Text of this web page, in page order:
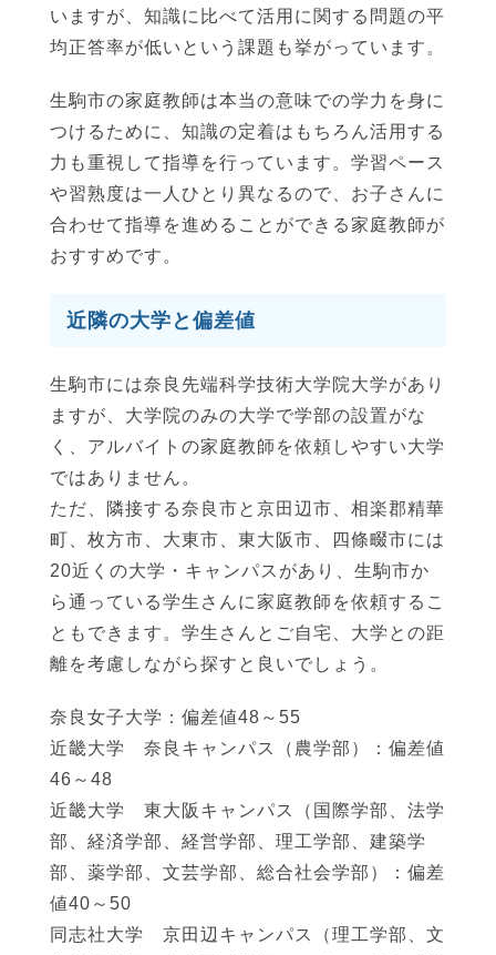
いますが、知識に比べて活用に関する問題の平
均正答率が低いという課題も挙がっています。
生駒市の家庭教師は本当の意味での学力を身に
つけるために、知識の定着はもちろん活用する
力も重視して指導を行っています。学習ペース
や習熟度は一人ひとり異なるので、お子さんに
合わせて指導を進めることができる家庭教師が
おすすめです。
近隣の大学と偏差値
生駒市には奈良先端科学技術大学院大学があり
ますが、大学院のみの大学で学部の設置がな
く、アルバイトの家庭教師を依頼しやすい大学
ではありません。
ただ、隣接する奈良市と京田辺市、相楽郡精華
町、枚方市、大東市、東大阪市、四條畷市には
20近くの大学・キャンパスがあり、生駒市か
ら通っている学生さんに家庭教師を依頼するこ
ともできます。学生さんとご自宅、大学との距
離を考慮しながら探すと良いでしょう。
奈良女子大学：偏差値48～55
近畿大学 奈良キャンパス（農学部）：偏差値
46～48
近畿大学 東大阪キャンパス（国際学部、法学
部、経済学部、経営学部、理工学部、建築学
部、薬学部、文芸学部、総合社会学部）：偏差
値40～50
同志社大学 京田辺キャンパス（理工学部、文